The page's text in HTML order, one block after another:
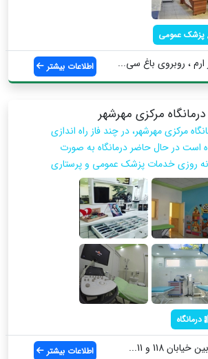
پزشک عمومی
ارم ، روبروی باغ سی... اطلاعات بیشتر
درمانگاه مرکزی مهرشهر
مرکزی مهرشهر، در چند فاز راه اندازی
است در حال حاضر درمانگاه به صورت
روزی خدمات پزشک عمومی و پرستاری
درمانگاه
118 و 11... اطلاعات بیشتر